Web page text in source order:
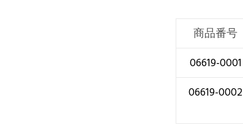
商品番号
06619-0001
06619-0002